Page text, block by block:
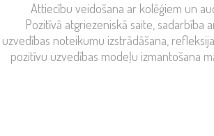
Attiecību veidošana ar kolēģiem un
Pozitīvā atgriezeniskā saite, sadarbība
uzvedības noteikumu izstrādāšana,
pozitīvu uzvedības modeļu izmantošana